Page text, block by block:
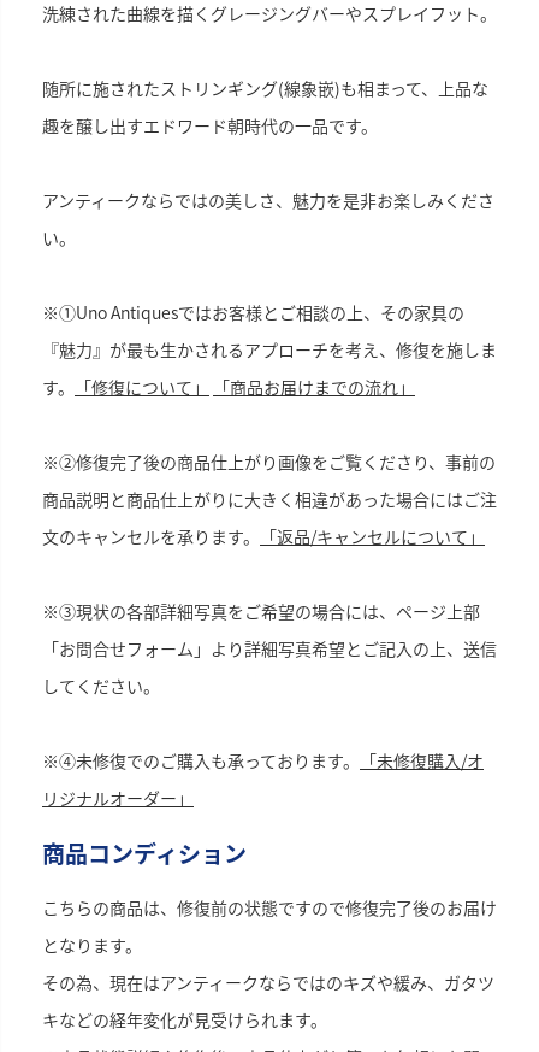
洗練された曲線を描くグレージングバーやスプレイフット。
随所に施されたストリンギング(線象嵌)も相まって、上品な
趣を醸し出すエドワード朝時代の一品です。
アンティークならではの美しさ、魅力を是非お楽しみくださ
い。
※①Uno Antiquesではお客様とご相談の上、その家具の
『魅力』が最も生かされるアプローチを考え、修復を施しま
す。
「修復について」 「商品お届けまでの流れ」
※②修復完了後の商品仕上がり画像をご覧くださり、事前の
商品説明と商品仕上がりに大きく相違があった場合にはご注
文のキャンセルを承ります。
「返品/キャンセルについて」
※③現状の各部詳細写真をご希望の場合には、ページ上部
「お問合せフォーム」より詳細写真希望とご記入の上、送信
してください。
※④未修復でのご購入も承っております。
「未修復購入/オ
リジナルオーダー」
商品コンディション
こちらの商品は、修復前の状態ですので修復完了後のお届け
となります。
その為、現在はアンティークならではのキズや緩み、ガタツ
キなどの経年変化が見受けられます。